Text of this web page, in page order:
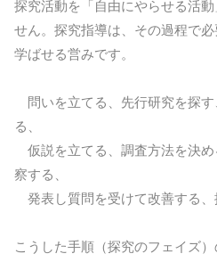
探究活動を「自由にやらせる活
せん。探究指導は、その過程で
学ばせる営みです。
問いを立てる、先行研究を探
る、
仮説を立てる、調査方法を決
察する、
発表し質問を受けて改善する、
こうした手順（探究のフェイズ